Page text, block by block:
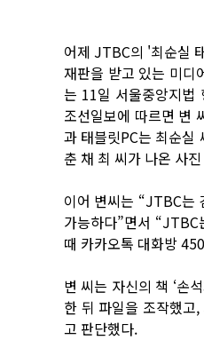
어제 JTBC의 '최순실
재판을 받고 있는 미디
는 11일 서울중앙지법
조선일보에 따르면 변
과 태블릿PC는 최순실
춘 채 최 씨가 나온 사
이어 변씨는 “JTBC는
가능하다”면서
때 카카오톡 대화방
변 씨는 자신의 책 ‘손
한 뒤 파일을 조작했고
고 판단했다.